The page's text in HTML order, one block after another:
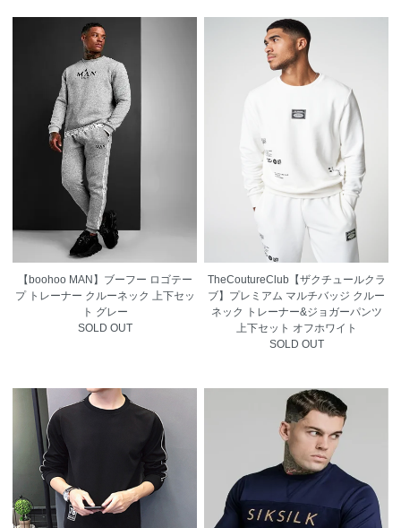
【boohoo MAN】ブーフー ロゴテー
プ トレーナー クルーネック 上下セッ
ト グレー
SOLD OUT
TheCoutureClub【ザクチュールクラ
ブ】プレミアム マルチバッジ クルー
ネック トレーナー&ジョガーパンツ
上下セット オフホワイト
SOLD OUT